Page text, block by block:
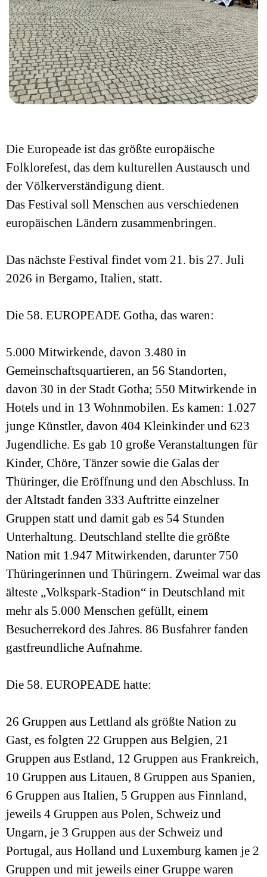
Die Europeade ist das größte europäische
Folklorefest, das dem kulturellen Austausch und
der Völkerverständigung dient.
Das Festival soll Menschen aus verschiedenen
europäischen Ländern zusammenbringen.
Das nächste Festival findet vom 21. bis 27. Juli
2026 in Bergamo, Italien, statt.
Die 58. EUROPEADE Gotha, das waren:
5.000 Mitwirkende, davon 3.480 in
Gemeinschaftsquartieren, an 56 Standorten,
davon 30 in der Stadt Gotha; 550 Mitwirkende in
Hotels und in 13 Wohnmobilen. Es kamen: 1.027
junge Künstler, davon 404 Kleinkinder und 623
Jugendliche. Es gab 10 große Veranstaltungen für
Kinder, Chöre, Tänzer sowie die Galas der
Thüringer, die Eröffnung und den Abschluss. In
der Altstadt fanden 333 Auftritte einzelner
Gruppen statt und damit gab es 54 Stunden
Unterhaltung. Deutschland stellte die größte
Nation mit 1.947 Mitwirkenden, darunter 750
Thüringerinnen und Thüringern. Zweimal war das
älteste „Volkspark-Stadion“ in Deutschland mit
mehr als 5.000 Menschen gefüllt, einem
Besucherrekord des Jahres. 86 Busfahrer fanden
gastfreundliche Aufnahme.
Die 58. EUROPEADE hatte:
26 Gruppen aus Lettland als größte Nation zu
Gast, es folgten 22 Gruppen aus Belgien, 21
Gruppen aus Estland, 12 Gruppen aus Frankreich,
10 Gruppen aus Litauen, 8 Gruppen aus Spanien,
6 Gruppen aus Italien, 5 Gruppen aus Finnland,
jeweils 4 Gruppen aus Polen, Schweiz und
Ungarn, je 3 Gruppen aus der Schweiz und
Portugal, aus Holland und Luxemburg kamen je 2
Gruppen und mit jeweils einer Gruppe waren